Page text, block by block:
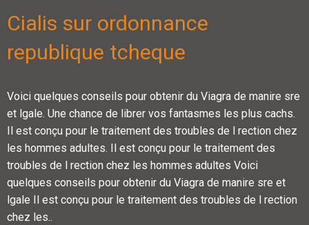
Cialis sur ordonnance
republique tcheque
Voici quelques conseils pour obtenir du Viagra de manire sre
et lgale. Une chance de librer vos fantasmes les plus cachs.
Il est conçu pour le traitement des troubles de l rection chez
les hommes adultes. Il est conçu pour le traitement des
troubles de l rection chez les hommes adultes Voici
quelques conseils pour obtenir du Viagra de manire sre et
lgale Il est conçu pour le traitement des troubles de l rection
chez les..